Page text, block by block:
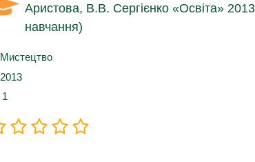
Аристова, В.В. Сергієнко «Освіта» 2013
навчання)
Мистецтво
2013
1